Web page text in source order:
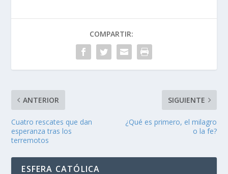
COMPARTIR:
ANTERIOR
Cuatro rescates que dan
esperanza tras los
terremotos
SIGUIENTE
¿Qué es primero, el milagro
o la fe?
ESFERA CATÓLICA